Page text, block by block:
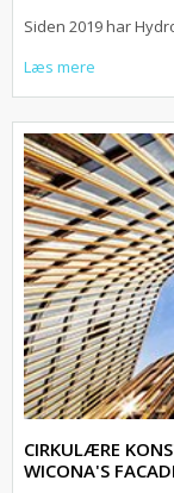
Siden 2019 har
Læs mere
CIRKULÆRE
WICONA'S